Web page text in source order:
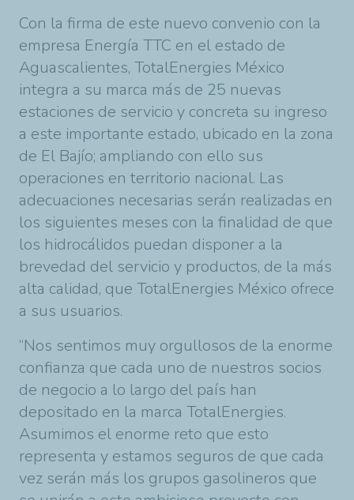
Con la firma de este nuevo convenio con la
empresa Energía TTC en el estado de
Aguascalientes, TotalEnergies México
integra a su marca más de 25 nuevas
estaciones de servicio y concreta su ingreso
a este importante estado, ubicado en la zona
de El Bajío; ampliando con ello sus
operaciones en territorio nacional. Las
adecuaciones necesarias serán realizadas en
los siguientes meses con la finalidad de que
los hidrocálidos puedan disponer a la
brevedad del servicio y productos, de la más
alta calidad, que TotalEnergies México ofrece
a sus usuarios.
“Nos sentimos muy orgullosos de la enorme
confianza que cada uno de nuestros socios
de negocio a lo largo del país han
depositado en la marca TotalEnergies.
Asumimos el enorme reto que esto
representa y estamos seguros de que cada
vez serán más los grupos gasolineros que